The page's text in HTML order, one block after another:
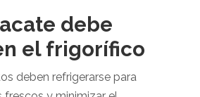
debe
el frigorífico
deben refrigerarse para